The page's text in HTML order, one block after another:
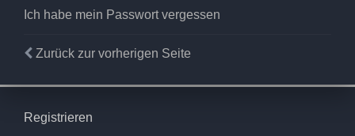
Ich habe mein Passwort vergessen
Zurück zur vorherigen Seite
Registrieren